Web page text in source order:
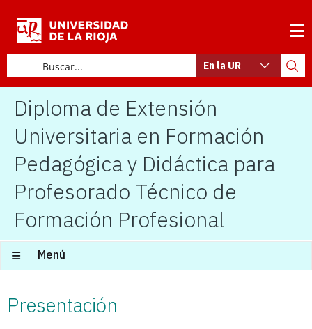
En la UR
Diploma de Extensión
Universitaria en Formación
Pedagógica y Didáctica para
Profesorado Técnico de
Formación Profesional
Menú
Presentación